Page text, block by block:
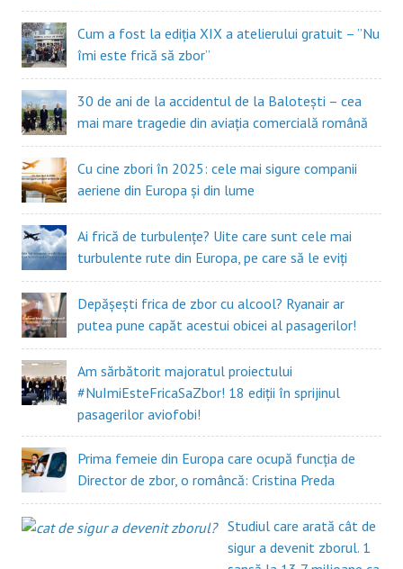
Cum a fost la ediția XIX a atelierului gratuit – ”Nu
îmi este frică să zbor”
30 de ani de la accidentul de la Balotești – cea
mai mare tragedie din aviația comercială română
Cu cine zbori în 2025: cele mai sigure companii
aeriene din Europa și din lume
Ai frică de turbulențe? Uite care sunt cele mai
turbulente rute din Europa, pe care să le eviți
Depășești frica de zbor cu alcool? Ryanair ar
putea pune capăt acestui obicei al pasagerilor!
Am sărbătorit majoratul proiectului
#NuImiEsteFricaSaZbor! 18 ediții în sprijinul
pasagerilor aviofobi!
Prima femeie din Europa care ocupă funcția de
Director de zbor, o româncă: Cristina Preda
Studiul care arată cât de
sigur a devenit zborul. 1